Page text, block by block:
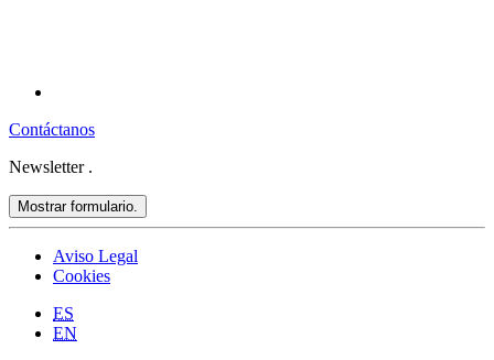
Contáctanos
Newsletter .
Mostrar formulario.
Aviso Legal
Cookies
ES
EN